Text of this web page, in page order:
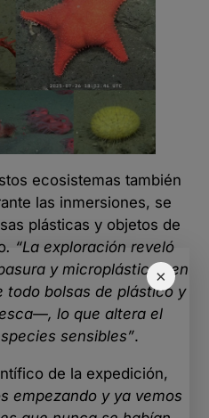
×
ecosistemas también
las inmersiones, se
plásticas y objetos de
. “La exploración reveló
y microplásticos en
bolsas de plástico y
lo que altera el
sensibles”.
de la expedición,
empezando y ya vemos